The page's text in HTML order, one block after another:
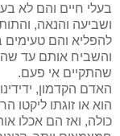
בעלי חיים והם לא
ושביעה והנאה,
להפליא והם
והשביח אותם עד
שהתקיים אי פעם.
האדם הקדמון,
הוא או זוגתו ליקטו
כולה, ואז הם אכלו